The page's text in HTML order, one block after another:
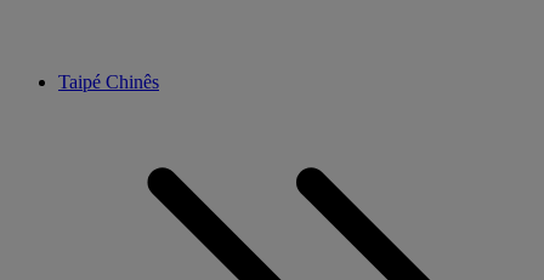
Taipé Chinês